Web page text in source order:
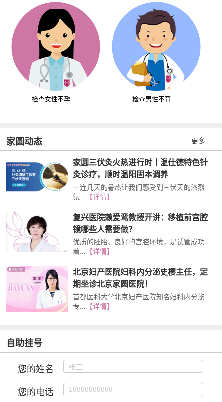
检查女性不孕 检查男性不育
家圆动态 更多...
家圆三伏灸火热进行时｜温仕德特色针
灸诊疗，顺时温阳固本调养
一连几天的暑热让我们感受到三伏天的浓烈
氛...
【详情】
复兴医院赖爱鸾教授开讲：移植前宫腔
镜哪些人需要做？
优质的胚胎、良好的宫腔环境，是试管成功
着... 【详情】
北京妇产医院妇科内分泌史樱主任，定
期坐诊北京家圆医院！
首都医科大学北京妇产医院知名妇科内分泌
专...
【详情】
自助挂号
您的姓名
您的电话